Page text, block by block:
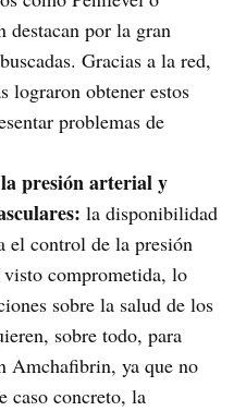
por la gran
Gracias a la red,
lograron obtener estos
problemas de
presión arterial y
la disponibilidad
el control de la presión
comprometida, lo
sobre la salud de los
sobre todo, para
Amchafibrin, ya que no
caso concreto, la